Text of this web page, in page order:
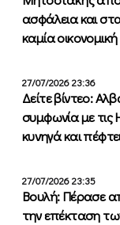
ασφάλεια και
καμία
27/07/2026 23:36
Δείτε βίντεο:
συμφωνία με τις
κυνηγά και
27/07/2026 23:35
Βουλή: Πέρασε
την επέκταση